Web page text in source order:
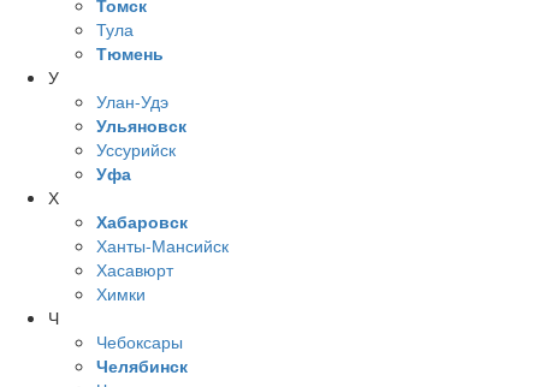
Томск
Тула
Тюмень
У
Улан-Удэ
Ульяновск
Уссурийск
Уфа
Х
Хабаровск
Ханты-Мансийск
Хасавюрт
Химки
Ч
Чебоксары
Челябинск